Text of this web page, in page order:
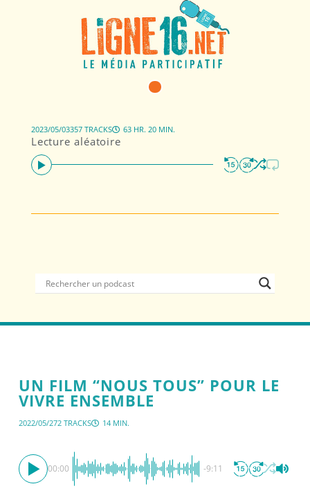
Lecture aléatoire
2023/05/03357 TRACKS 63 HR. 20 MIN.
UN FILM “NOUS TOUS” POUR LE
VIVRE ENSEMBLE
2022/05/272 TRACKS 14 MIN.
00:00 -9:11